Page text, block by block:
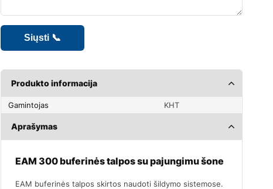
Produkto informacija
Gamintojas KHT
Aprašymas
EAM 300 buferinės talpos su pajungimu šone
EAM buferinės talpos skirtos naudoti šildymo sistemose.